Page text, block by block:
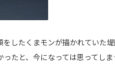
したくまモンが描かれていた
たと、今になっては思ってしま